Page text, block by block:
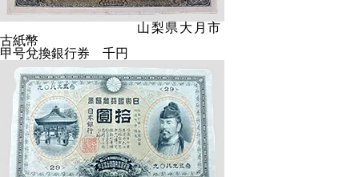
山梨県大月市
古紙幣
甲号兌換銀行券 千円